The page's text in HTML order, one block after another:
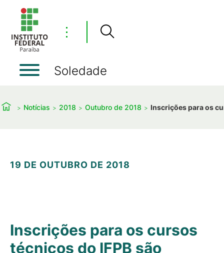
⋮
Soledade
Notícias 2018 Outubro de 2018 Inscrições para os
19 DE OUTUBRO DE 2018
Inscrições para os cursos
técnicos do IFPB são